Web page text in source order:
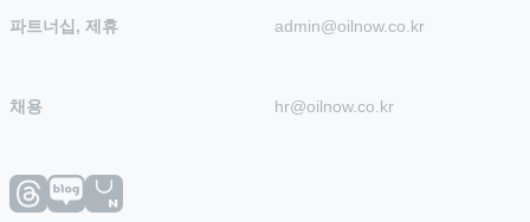
파트너십, 제휴 admin@oilnow.co.kr
채용 hr@oilnow.co.kr